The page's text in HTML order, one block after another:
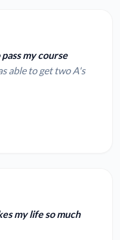
my course
able to get two A's
my life so much